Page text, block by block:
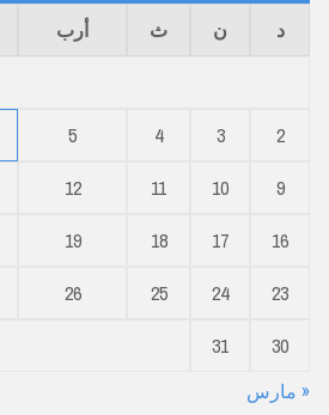
د ن ث أرب
2
3
4
5
9
10
11
12
16
17
18
19
23
24
25
26
30
31
« مارس